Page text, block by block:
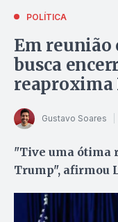
POLÍTICA
Em reunião
busca
reaproxima
Gustavo Soares
"Tive uma ótima
Trump", afirmou